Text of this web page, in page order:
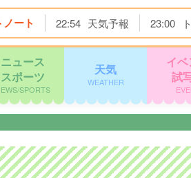
ート 22:54 天気予報 23:00
ニュース
スポーツ
SPORTS
天気
WEATHER
イ
試